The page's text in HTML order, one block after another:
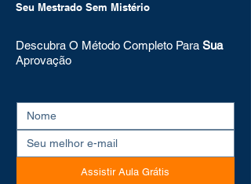
Seu Mestrado Sem Mistério
Descubra O Método Completo Para Sua
Aprovação
Assistir Aula Grátis